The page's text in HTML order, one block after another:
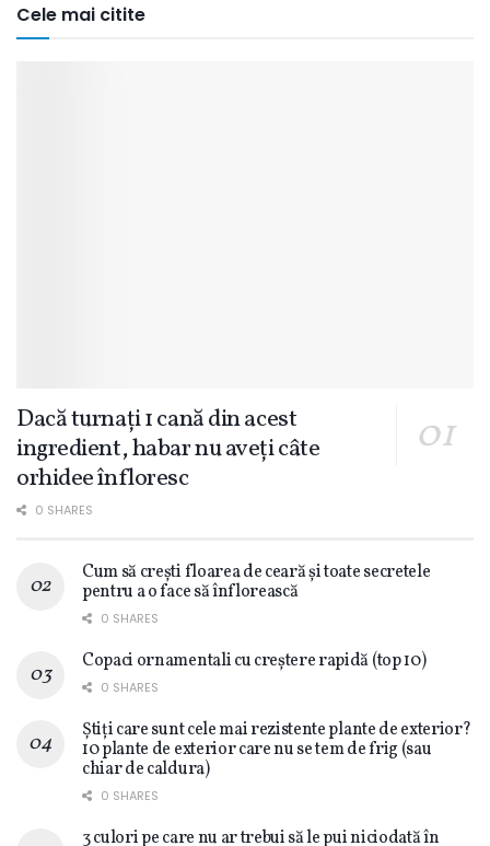
Cele mai citite
Dacă turnați 1 cană din acest
ingredient, habar nu aveți câte
orhidee înfloresc
0 SHARES
Cum să crești floarea de ceară și toate secretele
pentru a o face să înflorească
0 SHARES
Copaci ornamentali cu creștere rapidă (top 10)
0 SHARES
Știți care sunt cele mai rezistente plante de exterior?
10 plante de exterior care nu se tem de frig (sau
chiar de caldura)
0 SHARES
3 culori pe care nu ar trebui să le pui niciodată în